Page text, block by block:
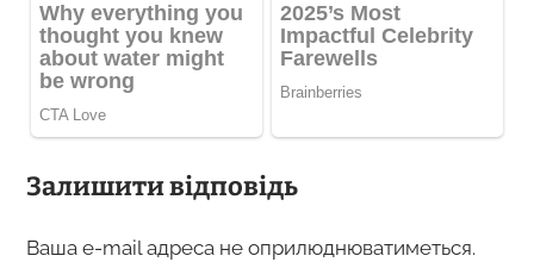
Залишити відповідь
Ваша e-mail адреса не оприлюднюватиметься.